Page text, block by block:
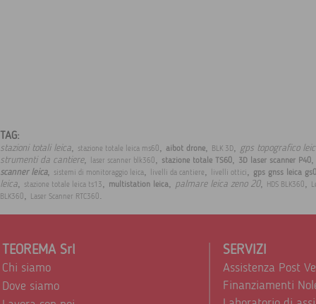
TAG:
stazioni totali leica, stazione totale leica ms60, aibot drone, BLK 3D, gps topografico
strumenti da cantiere, laser scanner blk360, stazione totale TS60, 3D laser scanner P40
scanner leica, sistemi di monitoraggio leica, livelli da cantiere, livelli ottici, gps gnss leica
leica, stazione totale leica ts13, multistation leica, palmare leica zeno 20, HDS BLK360,
BLK360, Laser Scanner RTC360.
TEOREMA Srl
Chi siamo
Dove siamo
SERVIZI
Assistenza Post
Finanziamenti